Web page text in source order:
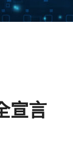
宣言